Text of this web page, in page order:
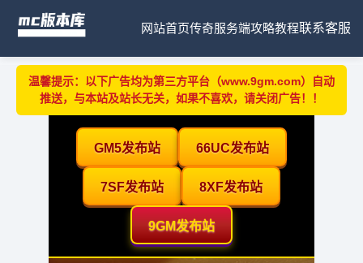
网站首页传奇服务端攻略教程联系客服
温馨提示：以下广告均为第三方平台（www.9gm.com）自动
推送，与本站及站长无关，如果不喜欢，请关闭广告！！